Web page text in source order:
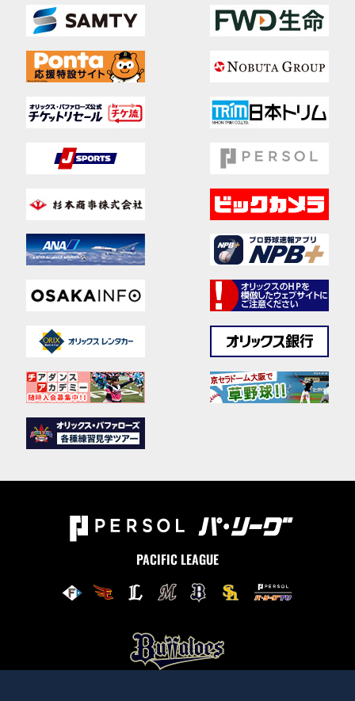
PACIFIC LEAGUE